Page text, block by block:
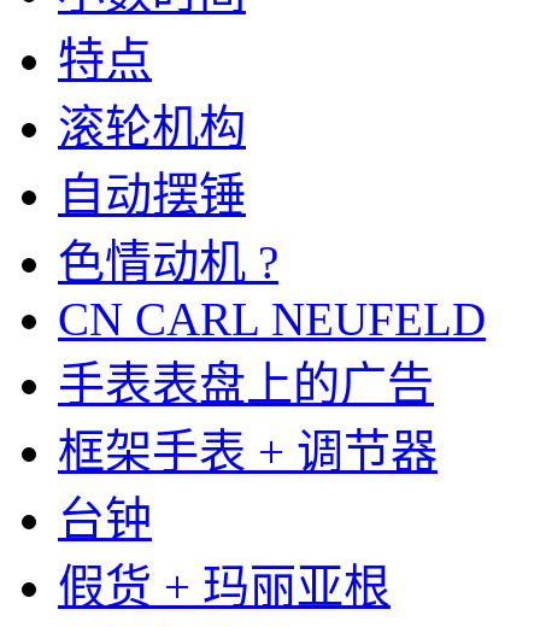
特点
滚轮机构
自动摆锤
色情动机 ?
CN CARL NEUFELD
手表表盘上的广告
框架手表 + 调节器
台钟
假货 + 玛丽亚根